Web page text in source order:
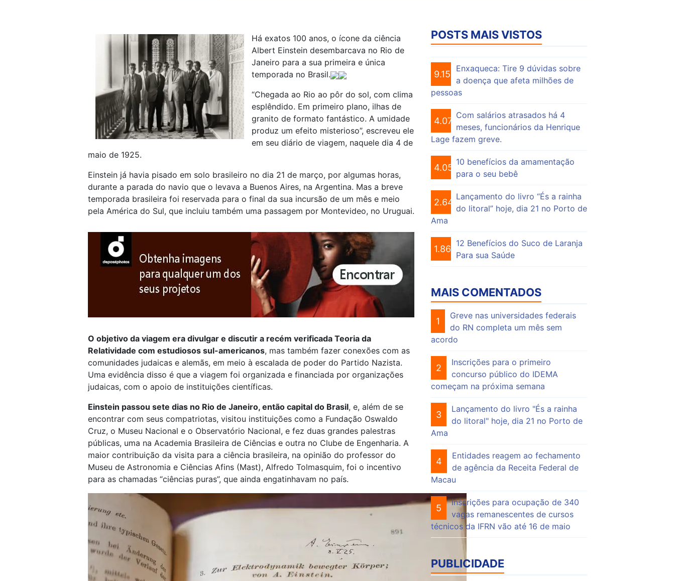
Há exatos 100 anos, o ícone da ciência
Albert Einstein desembarcava no Rio de
Janeiro para a sua primeira e única
temporada no Brasil.
“Chegada ao Rio ao pôr do sol, com clima
esplêndido. Em primeiro plano, ilhas de
granito de formato fantástico. A umidade
produz um efeito misterioso”, escreveu ele
em seu diário de viagem, naquele dia 4 de
maio de 1925.
Einstein já havia pisado em solo brasileiro no dia 21 de março, por algumas horas,
durante a parada do navio que o levava a Buenos Aires, na Argentina. Mas a breve
temporada brasileira foi reservada para o final da sua incursão de um mês e meio
pela América do Sul, que incluiu também uma passagem por Montevideo, no Uruguai.
O objetivo da viagem era divulgar e discutir a recém verificada Teoria da
Relatividade com estudiosos sul-americanos, mas também fazer conexões com as
comunidades judaicas e alemãs, em meio à escalada de poder do Partido Nazista.
Uma evidência disso é que a viagem foi organizada e financiada por organizações
judaicas, com o apoio de instituições científicas.
Einstein passou sete dias no Rio de Janeiro, então capital do Brasil, e, além de se
encontrar com seus compatriotas, visitou instituições como a Fundação Oswaldo
Cruz, o Museu Nacional e o Observatório Nacional, e fez duas grandes palestras
públicas, uma na Academia Brasileira de Ciências e outra no Clube de Engenharia. A
maior contribuição da visita para a ciência brasileira, na opinião do professor do
Museu de Astronomia e Ciências Afins (Mast), Alfredo Tolmasquim, foi o incentivo
para as chamadas “ciências puras”, que ainda engatinhavam no país.
POSTS MAIS VISTOS
9.153
Enxaqueca: Tire 9 dúvidas sobre
a doença que afeta milhões de
pessoas
4.074
Com salários atrasados há 4
meses, funcionários da Henrique
Lage fazem greve.
4.055
10 benefícios da amamentação
para o seu bebê
2.647
Lançamento do livro “És a rainha
do litoral” hoje, dia 21 no Porto de
Ama
1.863
12 Benefícios do Suco de Laranja
Para sua Saúde
MAIS COMENTADOS
1
Greve nas universidades federais
do RN completa um mês sem
acordo
2
Inscrições para o primeiro
concurso público do IDEMA
começam na próxima semana
3
Lançamento do livro "És a rainha
do litoral" hoje, dia 21 no Porto de
Ama
4
Entidades reagem ao fechamento
de agência da Receita Federal de
Macau
5
Inscrições para ocupação de 340
vagas remanescentes de cursos
técnicos da IFRN vão até 16 de maio
PUBLICIDADE